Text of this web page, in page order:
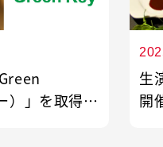
は充電を停止させていた
）」を取得し
生
開